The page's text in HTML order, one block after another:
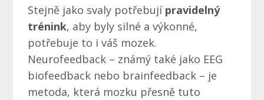
Stejně jako svaly potřebují pravidelný
trénink, aby byly silné a výkonné,
potřebuje to i váš mozek.
Neurofeedback – známý také jako EEG
biofeedback nebo brainfeedback – je
metoda, která mozku přesně tuto